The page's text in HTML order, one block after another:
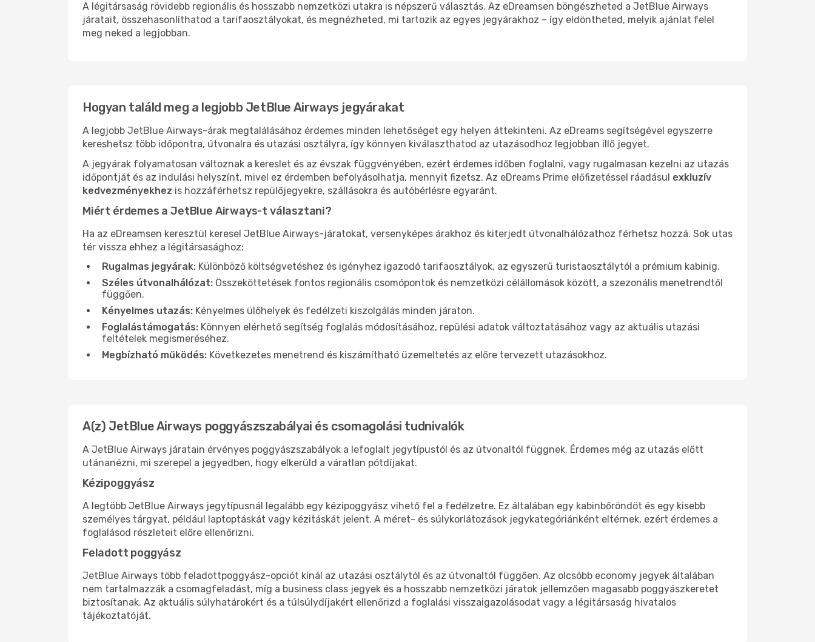
A légitársaság rövidebb regionális és hosszabb nemzetközi utakra is népszerű választás. Az eDreamsen böngészheted a JetBlue Airways
járatait, összehasonlíthatod a tarifaosztályokat, és megnézheted, mi tartozik az egyes jegyárakhoz – így eldöntheted, melyik ajánlat felel
meg neked a legjobban.
Hogyan találd meg a legjobb JetBlue Airways jegyárakat
A legjobb JetBlue Airways-árak megtalálásához érdemes minden lehetőséget egy helyen áttekinteni. Az eDreams segítségével egyszerre
kereshetsz több időpontra, útvonalra és utazási osztályra, így könnyen kiválaszthatod az utazásodhoz legjobban illő jegyet.
A jegyárak folyamatosan változnak a kereslet és az évszak függvényében, ezért érdemes időben foglalni, vagy rugalmasan kezelni az utazás
időpontját és az indulási helyszínt, mivel ez érdemben befolyásolhatja, mennyit fizetsz. Az eDreams Prime előfizetéssel ráadásul exkluzív
kedvezményekhez is hozzáférhetsz repülőjegyekre, szállásokra és autóbérlésre egyaránt.
Miért érdemes a JetBlue Airways-t választani?
Ha az eDreamsen keresztül keresel JetBlue Airways-járatokat, versenyképes árakhoz és kiterjedt útvonalhálózathoz férhetsz hozzá. Sok utas
tér vissza ehhez a légitársasághoz:
Rugalmas jegyárak: Különböző költségvetéshez és igényhez igazodó tarifaosztályok, az egyszerű turistaosztálytól a prémium kabinig.
Széles útvonalhálózat: Összeköttetések fontos regionális csomópontok és nemzetközi célállomások között, a szezonális menetrendtől
függően.
Kényelmes utazás: Kényelmes ülőhelyek és fedélzeti kiszolgálás minden járaton.
Foglalástámogatás: Könnyen elérhető segítség foglalás módosításához, repülési adatok változtatásához vagy az aktuális utazási
feltételek megismeréséhez.
Megbízható működés: Következetes menetrend és kiszámítható üzemeltetés az előre tervezett utazásokhoz.
A(z) JetBlue Airways poggyászszabályai és csomagolási tudnivalók
A JetBlue Airways járatain érvényes poggyászszabályok a lefoglalt jegytípustól és az útvonaltól függnek. Érdemes még az utazás előtt
utánanézni, mi szerepel a jegyedben, hogy elkerüld a váratlan pótdíjakat.
Kézipoggyász
A legtöbb JetBlue Airways jegytípusnál legalább egy kézipoggyász vihető fel a fedélzetre. Ez általában egy kabinbőröndöt és egy kisebb
személyes tárgyat, például laptoptáskát vagy kézitáskát jelent. A méret- és súlykorlátozások jegykategóriánként eltérnek, ezért érdemes a
foglalásod részleteit előre ellenőrizni.
Feladott poggyász
JetBlue Airways több feladottpoggyász-opciót kínál az utazási osztálytól és az útvonaltól függően. Az olcsóbb economy jegyek általában
nem tartalmazzák a csomagfeladást, míg a business class jegyek és a hosszabb nemzetközi járatok jellemzően magasabb poggyászkeretet
biztosítanak. Az aktuális súlyhatárokért és a túlsúlydíjakért ellenőrizd a foglalási visszaigazolásodat vagy a légitársaság hivatalos
tájékoztatóját.